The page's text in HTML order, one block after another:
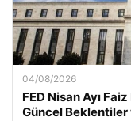
04/08/2026
FED Nisan Ayı
Güncel Beklentiler